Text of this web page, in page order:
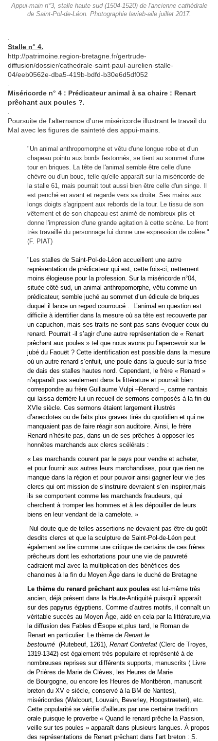
Appui-main n°3, stalle haute sud (1504-1520) de l'ancienne cathédrale
de Saint-Pol-de-Léon. Photographie lavieb-aile juillet 2017.
Stalle n° 4.
http://patrimoine.region-bretagne.fr/gertrude-
diffusion/dossier/cathedrale-saint-paul-aurelien-stalle-
04/eeb0562e-dba5-419b-bdfd-b30e6d5df052
Miséricorde n° 4 : Prédicateur animal à sa chaire : Renart
prêchant aux poules ?.
Poursuite de l'alternance d'une miséricorde illustrant le travail du
Mal avec les figures de sainteté des appui-mains.
"Un animal anthropomorphe et vêtu d'une longue robe et d'un
chapeau pointu aux bords festonnés, se tient au sommet d'une
tour en briques. La tête de l'animal semble être celle d'une
chèvre ou d'un bouc, telle qu'elle apparaît sur la miséricorde de
la stalle 61, mais pourrait tout aussi bien être celle d'un singe. Il
est penché en avant et regarde vers sa droite. Ses mains aux
longs doigts s'agrippent aux rebords de la tour. Le tissu de son
vêtement et de son chapeau est animé de nombreux plis et
donne l'impression d'une grande agitation à cette scène. Le front
très travaillé du personnage lui donne une expression de colère."
(F. PIAT)
"Les stalles de Saint-Pol-de-Léon accueillent une autre
représentation de prédicateur qui est, cette fois-ci, nettement
moins élogieuse pour la profession. Sur la miséricorde n°04,
située côté sud, un animal anthropomorphe, vêtu comme un
prédicateur, semble juché au sommet d’un édicule de briques
duquel il lance un regard courroucé . L’animal en question est
difficile à identifier dans la mesure où sa tête est recouverte par
un capuchon, mais ses traits ne sont pas sans évoquer ceux du
renard. Pourrait -il s’agir d’une autre représentation de « Renart
prêchant aux poules » tel que nous avons pu l’apercevoir sur le
jubé du Faouët ? Cette identification est possible dans la mesure
où un autre renard s’enfuit, une poule dans la gueule sur la frise
de dais des stalles hautes nord. Cependant, le frère « Renard »
n’apparaît pas seulement dans la littérature et pourrait bien
correspondre au frère Guillaume Vulpi –Renard –, carme nantais
qui laissa derrière lui un recueil de sermons composés à la fin du
XVIe siècle. Ces sermons étaient largement illustrés
d’anecdotes ou de faits plus graves tirés du quotidien et qui ne
manquaient pas de faire réagir son auditoire. Ainsi, le frère
Renard n’hésite pas, dans un de ses prêches à opposer les
honnêtes marchands aux clercs scélérats :
« Les marchands courent par le pays pour vendre et acheter,
et pour fournir aux autres leurs marchandises, pour que rien ne
manque dans la région et pour pouvoir ainsi gagner leur vie ;les
clercs qui ont mission de s’instruire devraient s’en inspirer,mais
ils se comportent comme les marchands fraudeurs, qui
cherchent à tromper les hommes et à les dépouiller de leurs
biens en leur vendant de la camelote. »
Nul doute que de telles assertions ne devaient pas être du goût
desdits clercs et que la sculpture de Saint-Pol-de-Léon peut
également se lire comme une critique de certains de ces frères
prêcheurs dont les exhortations pour une vie de pauvreté
cadraient mal avec la multiplication des bénéfices des
chanoines à la fin du Moyen Âge dans le duché de Bretagne
Le thème du renard prêchant aux poules est lui-même très
ancien, déjà présent dans la Haute-Antiquité puisqu’il apparaît
sur des papyrus égyptiens. Comme d’autres motifs, il connaît un
véritable succès au Moyen Âge, aidé en cela par la littérature,via
la diffusion des Fables d’Ésope et,plus tard, le Roman de
Renart en particulier. Le thème de Renart le
bestourné (Rutebeuf, 1261), Renart Contrefait (Clerc de Troyes,
1319-1342) est également très populaire et représenté à de
nombreuses reprises sur différents supports, manuscrits ( Livre
de Prières de Marie de Clèves, les Heures de Marie
de Bourgogne, ou encore les Heures de Montbéron, manuscrit
breton du XV e siècle, conservé à la BM de Nantes),
miséricordes (Walcourt, Louvain, Beverley, Hoogstraeten), etc.
Cette popularité se vérifie d’ailleurs par une certaine tradition
orale puisque le proverbe « Quand le renard prêche la Passion,
veille sur tes poules » apparaît dans plusieurs langues. À propos
des représentations de Renart prêchant dans l’art breton : S.